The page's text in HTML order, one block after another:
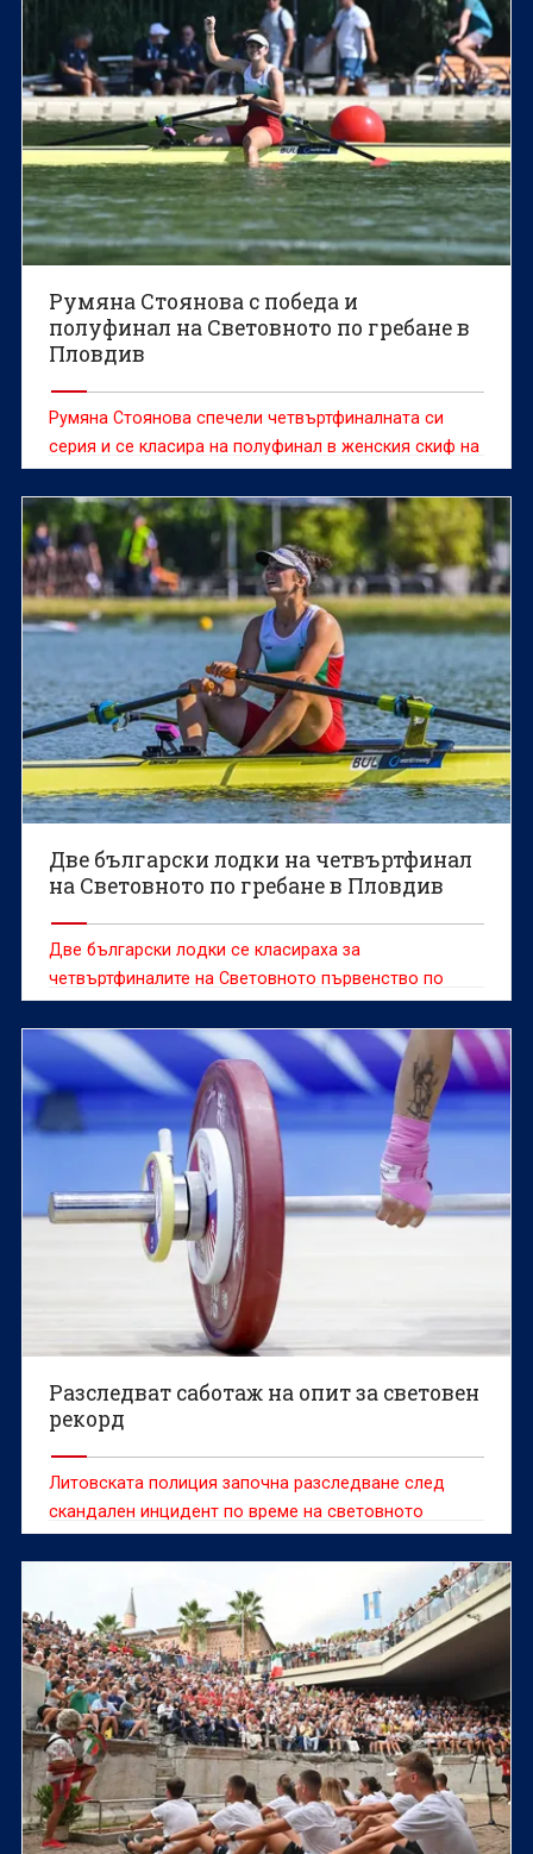
Румяна Стоянова с победа и
полуфинал на Световното по гребане в
Пловдив
Румяна Стоянова спечели четвъртфиналната си
серия и се класира на полуфинал в женския скиф на
Световното първенство по гребане до 19 г. в
Пловдив.
Две български лодки на четвъртфинал
на Световното по гребане в Пловдив
Две български лодки се класираха за
четвъртфиналите на Световното първенство по
гребане за мъже и жени до 19 години, което се
провежда в Пловдив.
Разследват саботаж на опит за световен
рекорд
Литовската полиция започна разследване след
скандален инцидент по време на световното
първенство по класически силов трибой, при който
състезателка Сонита Мулух да атакува световен
рекорд.